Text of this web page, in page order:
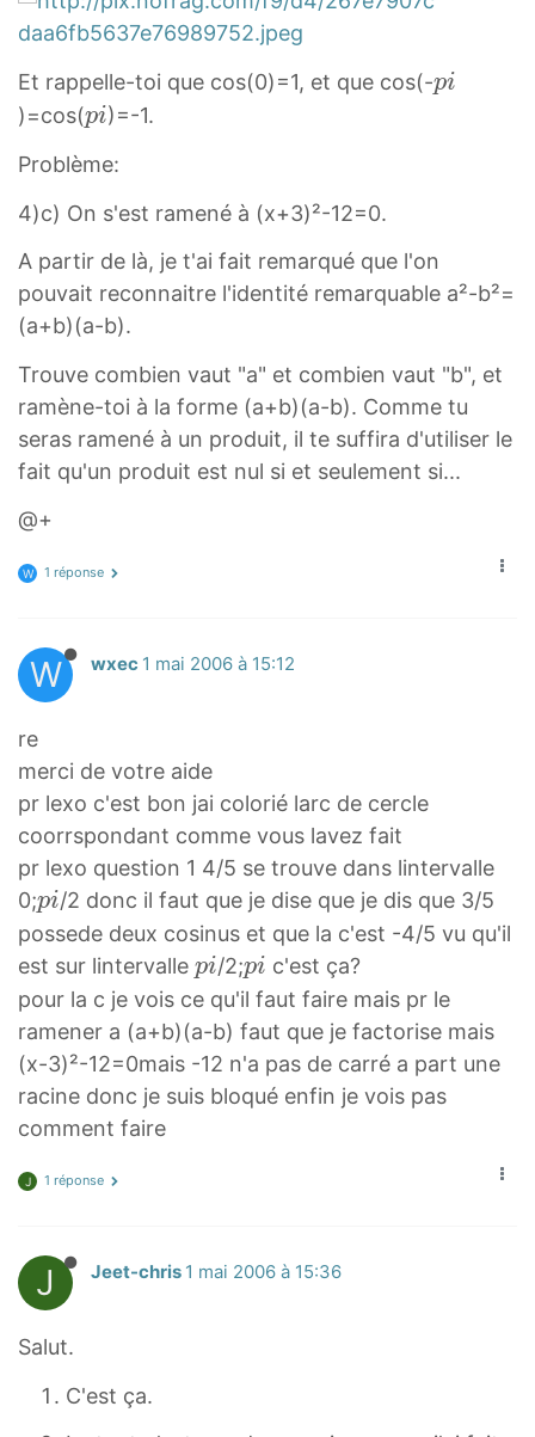
Et rappelle-toi que cos(0)=1, et que cos(-p
pi
)=cos(p
p
i
pi)=-1.
Problème:
4)c) On s'est ramené à (x+3)²-12=0.
A partir de là, je t'ai fait remarqué que l'on
pouvait reconnaitre l'identité remarquable a²-b²=
(a+b)(a-b).
Trouve combien vaut "a" et combien vaut "b", et
ramène-toi à la forme (a+b)(a-b). Comme tu
seras ramené à un produit, il te suffira d'utiliser le
fait qu'un produit est nul si et seulement si...
@+
W 1 réponse
W wxec 1 mai 2006 à 15:12
re
merci de votre aide
pr lexo c'est bon jai colorié larc de cercle
coorrspondant comme vous lavez fait
pr lexo question 1 4/5 se trouve dans lintervalle
0;p
i
p
i
pi/2 donc il faut que je dise que je dis que 3/5
possede deux cosinus et que la c'est -4/5 vu qu'il
est sur lintervalle p
i
p
i
pi/2;p
i
p
i
pi c'est ça?
pour la c je vois ce qu'il faut faire mais pr le
ramener a (a+b)(a-b) faut que je factorise mais
(x-3)²-12=0mais -12 n'a pas de carré a part une
racine donc je suis bloqué enfin je vois pas
comment faire
J 1 réponse
J Jeet-chris 1 mai 2006 à 15:36
Salut.
C'est ça.